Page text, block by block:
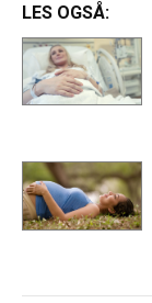
LES OGSÅ: